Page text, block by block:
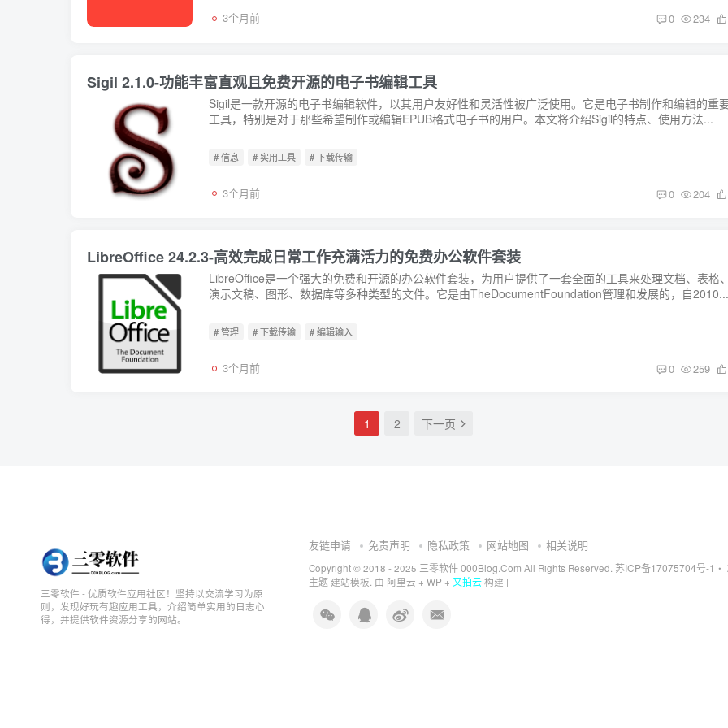
3个月前 0 234
Sigil 2.1.0-功能丰富直观且免费开源的电子书编辑工具
Sigil是一款开源的电子书编辑软件，以其用户友好性和灵活性被广泛使用。它是电子书制作和编辑的重
工具，特别是对于那些希望制作或编辑EPUB格式电子书的用户。本文将介绍Sigil的特点、使用方法...
# 信息 # 实用工具 # 下载传输
3个月前 0 204
LibreOffice 24.2.3-高效完成日常工作充满活力的免费办公软件套装
LibreOffice是一个强大的免费和开源的办公软件套装，为用户提供了一套全面的工具来处理文档、表格、
演示文稿、图形、数据库等多种类型的文件。它是由TheDocumentFoundation管理和发展的，自2010...
# 管理 # 下载传输 # 编辑输入
3个月前 0 259
1 2 下一页
三零软件 - 优质软件应用社区！坚持以交流学习为原
则，发现好玩有趣应用工具，介绍简单实用的日志心
得，并提供软件资源分享的网站。
友链申请 免责声明 隐私政策 网站地图 相关说明
Copyright © 2018 - 2025 三零软件 000Blog.Com All Rights Reserved. 苏ICP备17075704号-1 ・
主题 建站模板. 由 阿里云 + WP + 又拍云构建 |